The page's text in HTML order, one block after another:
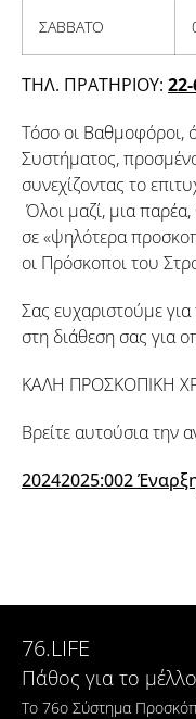
ΣΑΒΒΑΤΟ
ΤΗΛ. ΠΡΑΤΗΡΙΟΥ:
Τόσο οι Βαθμοφόροι,
Συστήματος,
συνεχίζοντας το
Όλοι μαζί, μια
σε «ψηλότερα
οι Πρόσκοποι του
Σας ευχαριστούμε
στη διάθεση σας για
ΚΑΛΗ ΠΡΟΣΚΟΠΙΚΗ
Βρείτε αυτούσια την
20242025:002
76.LIFE
Πάθος για το
Το 76ο Σύστημα